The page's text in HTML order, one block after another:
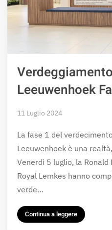
Leeuwenhoek
11 Luglio 2024
La fase 1 del
Leeuwenhoek è una
Venerdì 5 luglio, la
Royal Lemkes hanno
verde…
Continua a leggere